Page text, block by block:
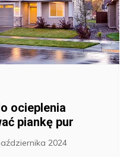
ocieplenia
piankę pur
2024